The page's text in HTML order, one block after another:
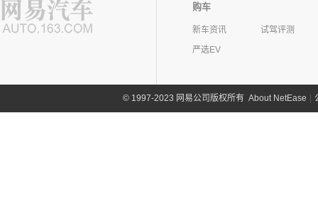
购车
新车资讯
试驾评测
严选EV
©1997-2023 网易公司版权所有 About NetEase